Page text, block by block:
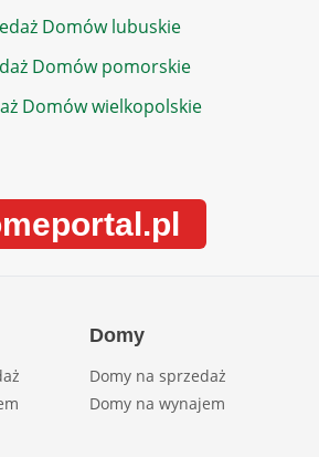
Domów lubuskie
Domów pomorskie
Domów wielkopolskie
Domy
Domy na sprzedaż
Domy na wynajem